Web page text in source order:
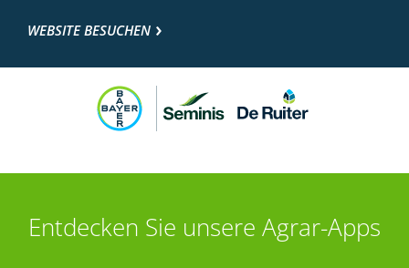
WEBSITE BESUCHEN
Entdecken Sie unsere Agrar-Apps